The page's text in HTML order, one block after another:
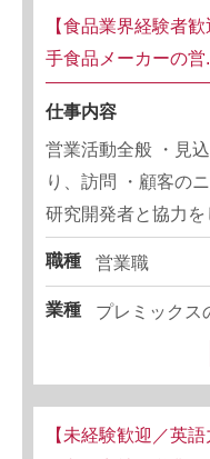
【食品業界経験者
手食品メーカーの営
仕事内容
営業活動全般 ・見
り、訪問 ・顧客の
研究開発者と協力を
職種 営業職
業種 プレミックス
【未経験歓迎／英